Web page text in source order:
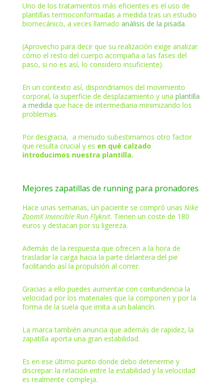
Uno de los tratamientos más eficientes es el uso de
plantillas termoconformadas a medida tras un estudio
biomecánico, a veces llamado análisis de la pisada.
(Aprovecho para decir que su realización exige analizar
cómo el resto del cuerpo acompaña a las fases del
paso, si no es así, lo considero insuficiente).
En un contexto así, dispondríamos del movimiento
corporal, la superficie de desplazamiento y una plantilla
a medida que hace de intermediaria minimizando los
problemas.
Por desgracia, a menudo subestimamos otro factor
que resulta crucial y es en qué calzado
introducimos nuestra plantilla.
Mejores zapatillas de running para pronadores
Hace unas semanas, un paciente se compró unas Nike
ZoomX Invincible Run Flyknit. Tienen un coste de 180
euros y destacan por su ligereza.
Además de la respuesta que ofrecen a la hora de
trasladar la carga hacia la parte delantera del pie
facilitando así la propulsión al correr.
Gracias a ello puedes aumentar con contundencia la
velocidad por los materiales que la componen y por la
forma de la suela que imita a un balancín.
La marca también anuncia que además de rapidez, la
zapatilla aporta una gran estabilidad.
Es en ese último punto donde debo detenerme y
discrepar: la relación entre la estabilidad y la velocidad
es realmente compleja.